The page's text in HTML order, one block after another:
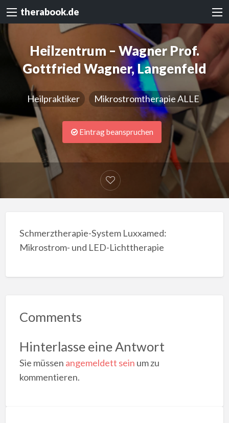
therabook.de
Heilzentrum – Wagner Prof.
Gottfried Wagner, Langenfeld
Heilpraktiker Mikrostromtherapie ALLE
Eintrag beanspruchen
Schmerztherapie-System Luxxamed:
Mikrostrom- und LED-Lichttherapie
Comments
Hinterlasse eine Antwort
Sie müssen angemeldett sein um zu
kommentieren.